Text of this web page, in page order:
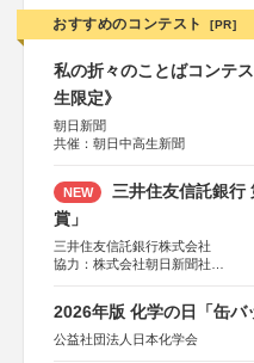
おすすめのコンテスト [PR]
私の折々のことばコンテ
生限定》
朝日新聞
共催：朝日中高生新聞
NEW
三井住友信託銀行
賞」
三井住友信託銀行株式会社
協力：株式会社朝日新聞社
2026年版 化学の日「缶バ
公益社団法人日本化学会